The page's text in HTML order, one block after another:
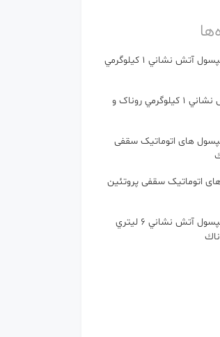
كپسول آتش نشاني 1 كيلوگرمي
كپسول آتش نشاني 1 كيلوگرمي روناک و
های اتوماتیک سقفی
اتوماتیک سقفی پروتئین
كپسول آتش نشاني 6 ليتري